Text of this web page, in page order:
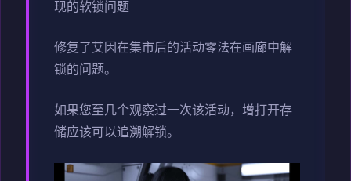
现的软锁问题
修复了艾因在集市后的活动零法在画廊中解
锁的问题。
如果您至几个观察过一次该活动，增打开存
储应该可以追溯解锁。